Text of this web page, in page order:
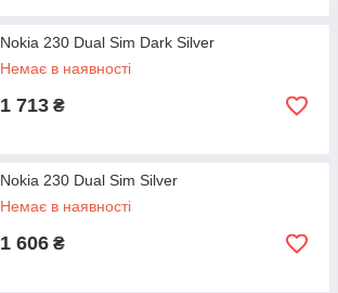
Nokia 230 Dual Sim Dark Silver
Немає в наявності
1 713 ₴
Nokia 230 Dual Sim Silver
Немає в наявності
1 606 ₴